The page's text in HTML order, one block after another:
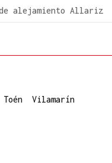
de alejamiento Allariz
Toén Vilamarín